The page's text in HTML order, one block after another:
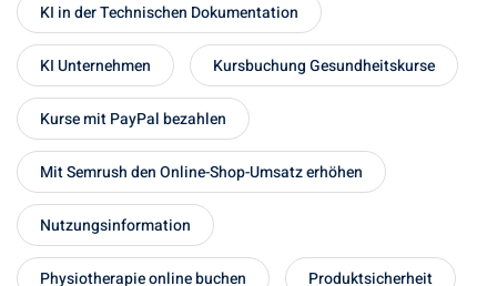
KI in der Technischen Dokumentation
KI Unternehmen Kursbuchung Gesundheitskurse
Kurse mit PayPal bezahlen
Mit Semrush den Online-Shop-Umsatz erhöhen
Nutzungsinformation
Physiotherapie online buchen Produktsicherheit